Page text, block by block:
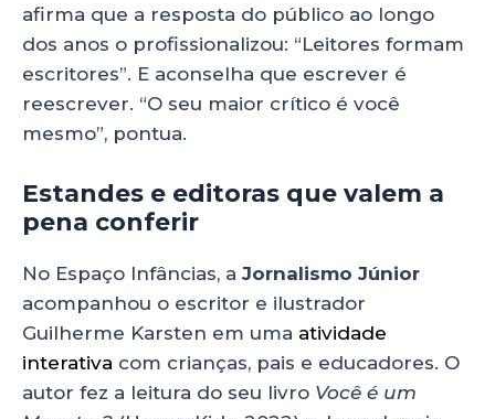
afirma que a resposta do público ao longo
dos anos o profissionalizou: “Leitores formam
escritores”. E aconselha que escrever é
reescrever. “O seu maior crítico é você
mesmo”, pontua.
Estandes e editoras que valem a
pena conferir
No Espaço Infâncias, a Jornalismo Júnior
acompanhou o escritor e ilustrador
Guilherme Karsten em uma atividade
interativa com crianças, pais e educadores. O
autor fez a leitura do seu livro Você é um